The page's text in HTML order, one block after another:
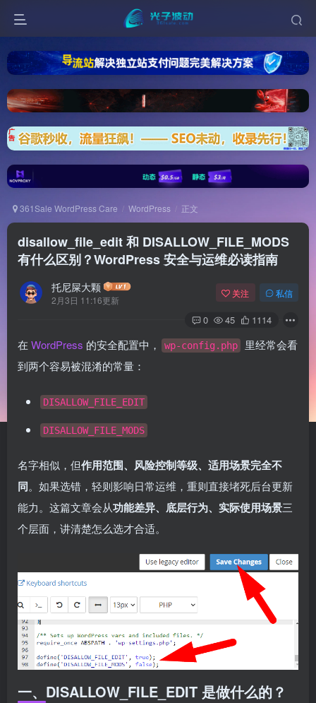
361Sale WordPress Care WordPress 正文
disallow_file_edit 和 DISALLOW_FILE_MODS
有什么区别？WordPress 安全与运维必读指南
托尼屎大颗
2月3日 11:16更新
关注 私信
0 45 1114
在 WordPress 的安全配置中， wp-config.php
里经常会看
到两个容易被混淆的常量：
DISALLOW_FILE_EDIT
DISALLOW_FILE_MODS
名字相似，但作用范围、风险控制等级、适用场景完全不
同。如果选错，轻则影响日常运维，重则直接堵死后台更新
能力。这篇文章会从功能差异、底层行为、实际使用场景三
个层面，讲清楚怎么选才合适。
一、DISALLOW_FILE_EDIT 是做什么的？